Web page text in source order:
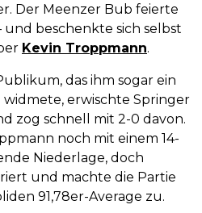
Der Meenzer Bub feierte
und beschenkte sich selbst
Kevin Troppmann.
das ihm sogar ein
erwischte Springer
zog schnell mit 2-0 davon.
noch mit einem 14-
Niederlage, doch
und machte die Partie
91,78er-Average zu.